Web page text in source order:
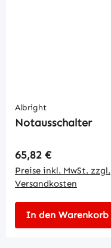
Albright
Notausschalter
Regulärer Preis:
65,82 €
Preise inkl. MwSt. zzgl.
Versandkosten
In den Warenkorb